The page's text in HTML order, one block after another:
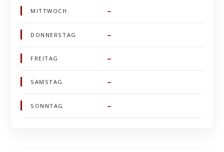
MITTWOCH –
DONNERSTAG –
FREITAG –
SAMSTAG –
SONNTAG –